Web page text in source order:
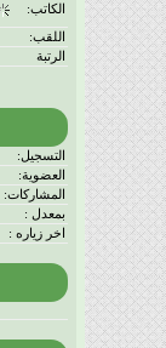
الكاتب:
اللقب:
الرتبة
التسجيل:
العضوية:
المشاركات:
بمعدل :
اخر زياره :